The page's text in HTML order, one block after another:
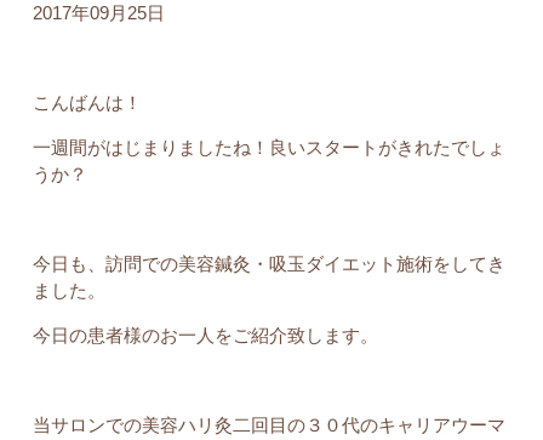
2017年09月25日
こんばんは！
一週間がはじまりましたね！良いスタートがきれたでしょ
うか？
今日も、訪問での美容鍼灸・吸玉ダイエット施術をしてき
ました。
今日の患者様のお一人をご紹介致します。
当サロンでの美容ハリ灸二回目の３０代のキャリアウーマ